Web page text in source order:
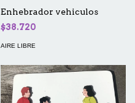
Enhebrador vehiculos
$38.720
AIRE LIBRE